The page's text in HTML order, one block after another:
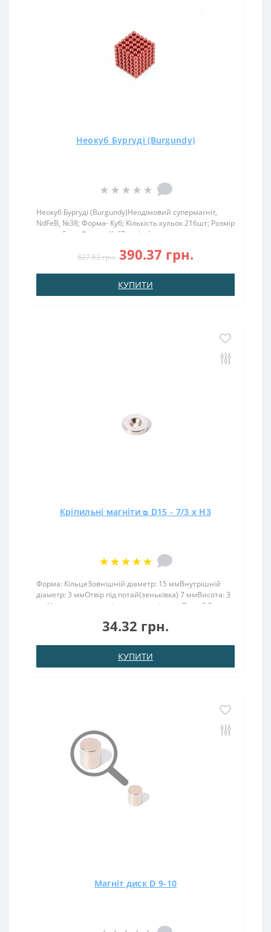
Неокуб Бургуді (Burgundy)
Неокуб Бургуді (Burgundy)Неодімовий супермагніт,
NdFeB, №38; Форма- Куб; Кількість кульок 216шт; Розмір
кульки 5 мм;Форма: КубРозмір форми:
Ni)Вага: Конструктор Неокуб кольору бургуді буде
827.62 грн. 390.37 грн.
КУПИТИ
Кріпильні магніти ᴓ D15 - 7/3 x H3
Форма: КільцеЗовнішній діаметр: 15 ммВнутрішній
діаметр: 3 ммОтвір під потай(зеньківка) 7 ммВисота: 3
ммНапрямок намагнічування: аксіальнеВага: 3,5
N38Зчеплення прибл .: 1,300 кгТемпература
34.32 грн.
КУПИТИ
Магніт диск D 9-10